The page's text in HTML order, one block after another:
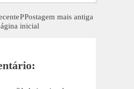
Postagem mais antiga
P
ágina inicial